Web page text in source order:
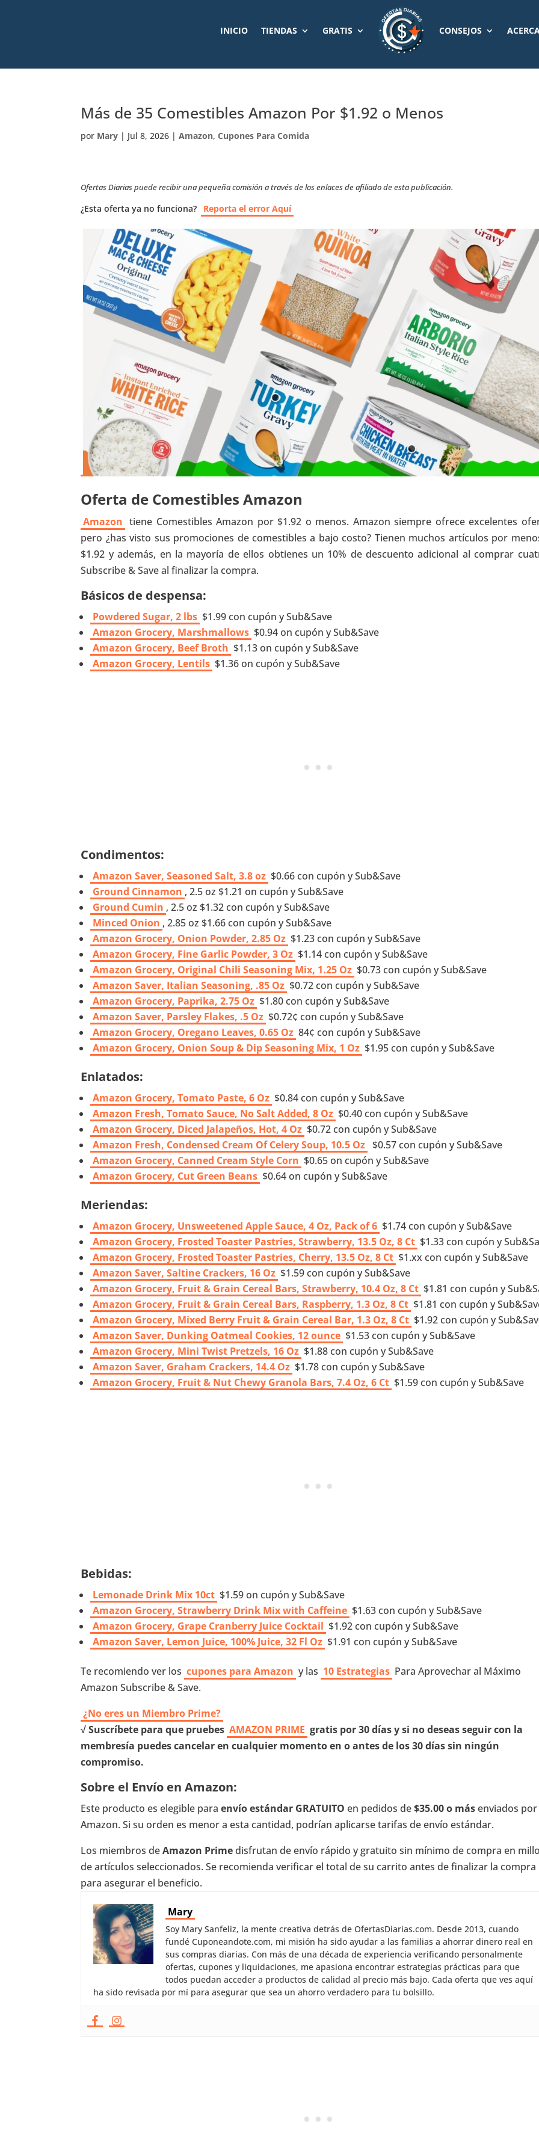
INICIO TIENDAS GRATIS CONSEJOS
Más de 35 Comestibles Amazon Por $1.92 o Menos
por Mary | Jul 8, 2026 |Amazon,Cupones Para Comida
Ofertas Diarias puede recibir una pequeña comisión a través de los enlaces de afiliado de esta publicación.
¿Esta oferta ya no funciona? Reporta el error Aquí
Oferta de Comestibles Amazon
Amazon tiene Comestibles Amazon por $1.92 o menos. Amazon siempre ofrece excelentes
pero ¿has visto sus promociones de comestibles a bajo costo? Tienen muchos artículos por
$1.92 y además, en la mayoría de ellos obtienes un 10% de descuento adicional al comprar
Subscribe & Save al finalizar la compra.
Básicos de despensa:
Powdered Sugar, 2 lbs $1.99 con cupón y Sub&Save
Amazon Grocery, Marshmallows $0.94 on cupón y Sub&Save
Amazon Grocery, Beef Broth $1.13 on cupón y Sub&Save
Amazon Grocery, Lentils $1.36 on cupón y Sub&Save
Condimentos:
Amazon Saver, Seasoned Salt, 3.8 oz $0.66 con cupón y Sub&Save
Ground Cinnamon , 2.5 oz $1.21 on cupón y Sub&Save
Ground Cumin , 2.5 oz $1.32 con cupón y Sub&Save
Minced Onion , 2.85 oz $1.66 con cupón y Sub&Save
Amazon Grocery, Onion Powder, 2.85 Oz $1.23 con cupón y Sub&Save
Amazon Grocery, Fine Garlic Powder, 3 Oz $1.14 con cupón y Sub&Save
Amazon Grocery, Original Chili Seasoning Mix, 1.25 Oz $0.73 con cupón y Sub&Save
Amazon Saver, Italian Seasoning, .85 Oz $0.72 con cupón y Sub&Save
Amazon Grocery, Paprika, 2.75 Oz $1.80 con cupón y Sub&Save
Amazon Saver, Parsley Flakes, .5 Oz $0.72¢ con cupón y Sub&Save
Amazon Grocery, Oregano Leaves, 0.65 Oz 84¢ con cupón y Sub&Save
Amazon Grocery, Onion Soup & Dip Seasoning Mix, 1 Oz $1.95 con cupón y Sub&Save
Enlatados:
Amazon Grocery, Tomato Paste, 6 Oz $0.84 con cupón y Sub&Save
Amazon Fresh, Tomato Sauce, No Salt Added, 8 Oz $0.40 con cupón y Sub&Save
Amazon Grocery, Diced Jalapeños, Hot, 4 Oz $0.72 con cupón y Sub&Save
Amazon Fresh, Condensed Cream Of Celery Soup, 10.5 Oz $0.57 con cupón y Sub&Save
Amazon Grocery, Canned Cream Style Corn $0.65 on cupón y Sub&Save
Amazon Grocery, Cut Green Beans $0.64 on cupón y Sub&Save
Meriendas:
Amazon Grocery, Unsweetened Apple Sauce, 4 Oz, Pack of 6 $1.74 con cupón y Sub&Save
Amazon Grocery, Frosted Toaster Pastries, Strawberry, 13.5 Oz, 8 Ct $1.33 con cupón y
Amazon Grocery, Frosted Toaster Pastries, Cherry, 13.5 Oz, 8 Ct $1.xx con cupón y Sub&Save
Amazon Saver, Saltine Crackers, 16 Oz $1.59 con cupón y Sub&Save
Amazon Grocery, Fruit & Grain Cereal Bars, Strawberry, 10.4 Oz, 8 Ct $1.81 con cupón y
Amazon Grocery, Fruit & Grain Cereal Bars, Raspberry, 1.3 Oz, 8 Ct $1.81 con cupón y
Amazon Grocery, Mixed Berry Fruit & Grain Cereal Bar, 1.3 Oz, 8 Ct $1.92 con cupón y
Amazon Saver, Dunking Oatmeal Cookies, 12 ounce $1.53 con cupón y Sub&Save
Amazon Grocery, Mini Twist Pretzels, 16 Oz $1.88 con cupón y Sub&Save
Amazon Saver, Graham Crackers, 14.4 Oz $1.78 con cupón y Sub&Save
Amazon Grocery, Fruit & Nut Chewy Granola Bars, 7.4 Oz, 6 Ct $1.59 con cupón y Sub&Save
Bebidas:
Lemonade Drink Mix 10ct $1.59 on cupón y Sub&Save
Amazon Grocery, Strawberry Drink Mix with Caffeine $1.63 con cupón y Sub&Save
Amazon Grocery, Grape Cranberry Juice Cocktail $1.92 con cupón y Sub&Save
Amazon Saver, Lemon Juice, 100% Juice, 32 Fl Oz $1.91 con cupón y Sub&Save
Te recomiendo ver los cupones para Amazon y las 10 Estrategias Para Aprovechar al Máximo
Amazon Subscribe & Save.
¿No eres un Miembro Prime?
√ Suscríbete para que pruebes AMAZON PRIME gratis por 30 días y si no deseas seguir con la
membresía puedes cancelar en cualquier momento en o antes de los 30 días sin ningún
compromiso.
Sobre el Envío en Amazon:
Este producto es elegible paraenvío estándar GRATUITO en pedidos de$35.00 o más enviados por
Amazon. Si su orden es menor a esta cantidad, podrían aplicarse tarifas de envío estándar.
Los miembros deAmazon Primedisfrutan de envío rápido y gratuito sin mínimo de compra en
de artículos seleccionados. Se recomienda verificar el total de su carrito antes de finalizar la compra
para asegurar el beneficio.
Mary
Soy Mary Sanfeliz, la mente creativa detrás de OfertasDiarias.com. Desde 2013, cuando
fundé Cuponeandote.com, mi misión ha sido ayudar a las familias a ahorrar dinero real en
sus compras diarias. Con más de una década de experiencia verificando personalmente
ofertas, cupones y liquidaciones, me apasiona encontrar estrategias prácticas para que
todos puedan acceder a productos de calidad al precio más bajo. Cada oferta que ves aquí
ha sido revisada por mí para asegurar que sea un ahorro verdadero para tu bolsillo.